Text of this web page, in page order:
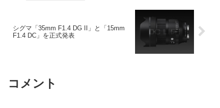
シグマ「35mm F1.4 DG II」と「15mm
F1.4 DC」を正式発表
コメント